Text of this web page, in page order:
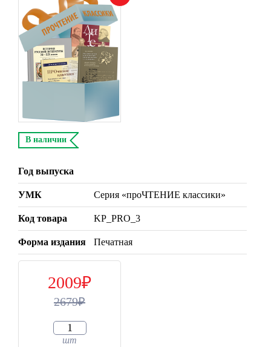
В наличии
Год выпуска
УМК Серия «проЧТЕНИЕ классики»
Код товара KP_PRO_3
Форма издания Печатная
2009
2679
шт